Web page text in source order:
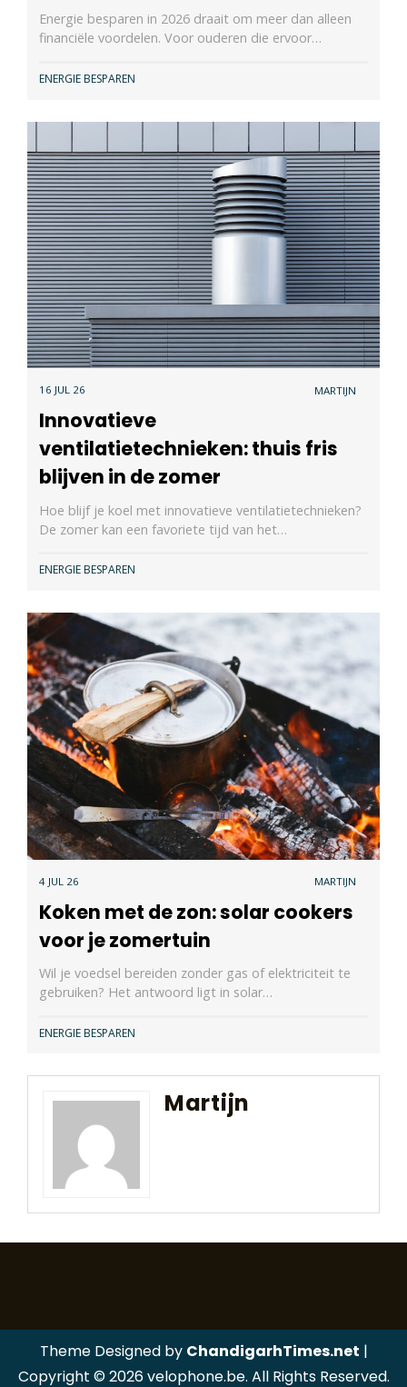
Energie besparen in 2026 draait om meer dan alleen
financiële voordelen. Voor ouderen die ervoor…
ENERGIE BESPAREN
16 JUL 26 MARTIJN
Innovatieve
ventilatietechnieken: thuis fris
blijven in de zomer
Hoe blijf je koel met innovatieve ventilatietechnieken?
De zomer kan een favoriete tijd van het…
ENERGIE BESPAREN
4 JUL 26 MARTIJN
Koken met de zon: solar cookers
voor je zomertuin
Wil je voedsel bereiden zonder gas of elektriciteit te
gebruiken? Het antwoord ligt in solar…
ENERGIE BESPAREN
Martijn
Theme Designed by ChandigarhTimes.net |
Copyright © 2026 velophone.be. All Rights Reserved.